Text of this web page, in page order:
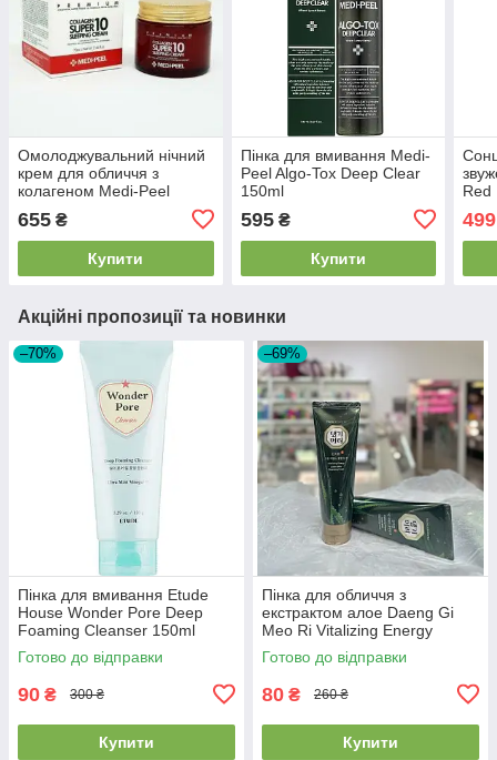
Омолоджувальний нічний
крем для обличчя з
колагеном Medi-Peel
Collagen Super10 Sleeping
Cream 70ml
655 ₴
Купити
Пінка для вмивання Medi-
Peel Algo-Tox Deep Clear
150ml
595₴
Купити
Red
499
Акційні пропозиції та новинки
–70%
Пінка для вмивання Etude
House Wonder Pore Deep
Foaming Cleanser 150ml
Готово до відправки
90 ₴ 300 ₴
Купити
–69%
Пінка для обличчя з
екстрактом алое Daeng Gi
Meo Ri Vitalizing Energy
Green Mild Cleansing Foam
120мл EXP 15/05/26
Готово до відправки
80 ₴ 260 ₴
Купити